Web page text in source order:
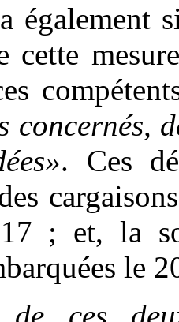
également
cette
concernés,
. Ces
; et, la
le
ces